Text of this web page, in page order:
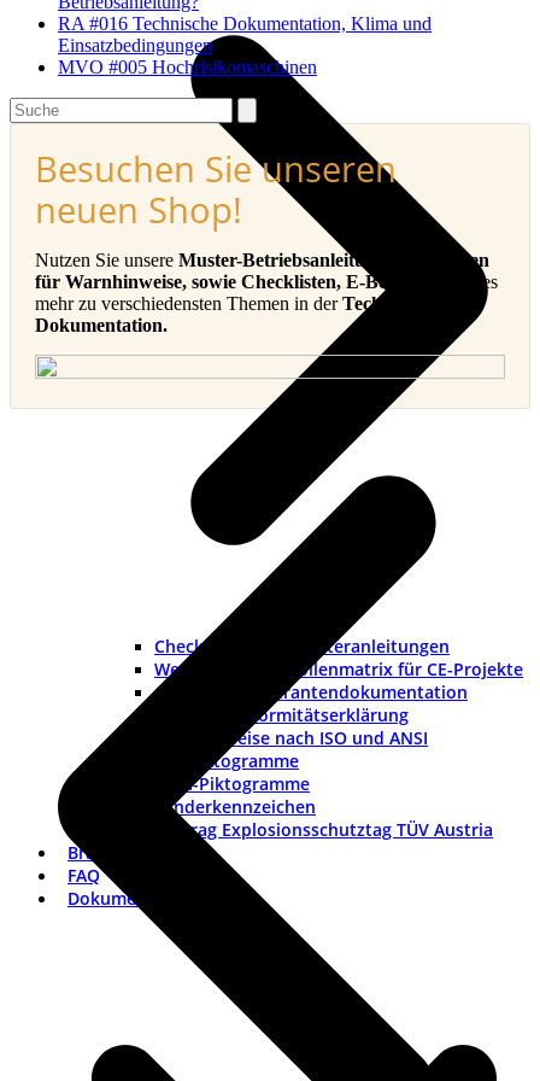
Checklisten und Musteranleitungen
Werkzeuge und Rollenmatrix für CE-Projekte
Checkliste Lieferantendokumentation
Muster-Konformitätserklärung
Warnhinweise nach ISO und ANSI
ISO-Piktogramme
ANSI-Piktogramme
Länderkennzeichen
Vortrag Explosionsschutztag TÜV Austria
Branchen
FAQ
Dokumentation
RA #016 Technische Dokumentation, Klima und
Einsatzbedingungen
MVO #005 Hochrisikomaschinen
Search
Besuchen Sie unseren
neuen Shop!
Nutzen Sie unsere Muster-Betriebsanleitungen, Vorlagen
für Warnhinweise, sowie Checklisten, E-Books
und vieles
mehr zu verschiedensten Themen in derTechnischen
Dokumentation.